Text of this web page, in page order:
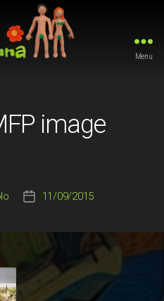
Menu
image
Date11/09/2015